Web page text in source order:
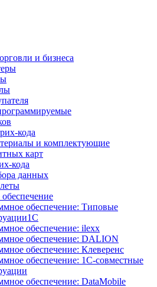
и бизнеса
кода
и комплектующие
карт
кода
данных
обеспечение: Типовые
обеспечение: ilexx
обеспечение: DALION
обеспечение: Клеверенс
обеспечение: 1С-совместные
обеспечение: DataMobile